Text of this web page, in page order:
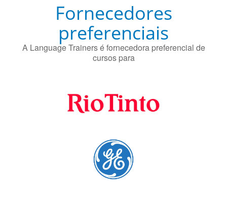
Fornecedores
preferenciais
A Language Trainers é fornecedora preferencial de
cursos para